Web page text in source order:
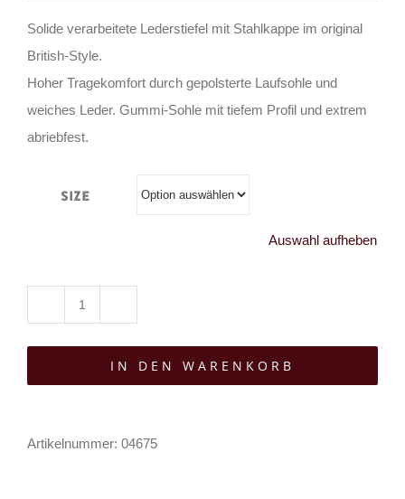
Solide verarbeitete Lederstiefel mit Stahlkappe im original
British-Style.
Hoher Tragekomfort durch gepolsterte Laufsohle und
weiches Leder. Gummi-Sohle mit tiefem Profil und extrem
abriebfest.
Size
Auswahl aufheben
Itch
Punk
IN DEN WARENKORB
Artikelnummer: 04675